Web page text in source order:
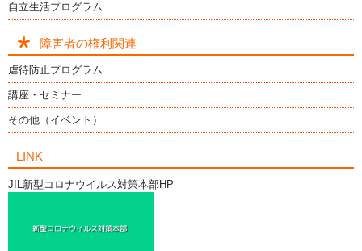
自立生活プログラム
障害者の権利関連
虐待防止プログラム
講座・セミナー
その他（イベント）
LINK
JIL新型コロナウイルス対策本部HP